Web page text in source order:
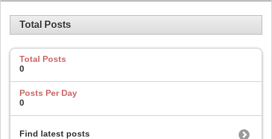
Total Posts
Total Posts
0
Posts Per Day
0
Find latest posts